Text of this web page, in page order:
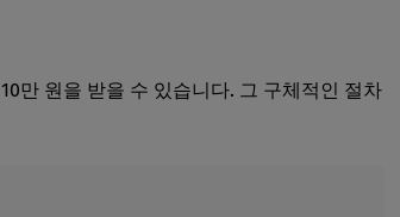
10만 원을 받을 수 있습니다. 그 구체적인 절차